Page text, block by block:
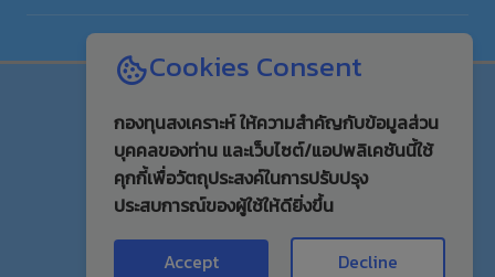
Cookies Consent
กองทุนสงเคราะห์ ให้ความสำคัญกับข้อมูลส่วน
บุคคลของท่าน และเว็บไซต์/แอปพลิเคชันนี้ใช้
คุกกี้เพื่อวัตถุประสงค์ในการปรับปรุง
ประสบการณ์ของผู้ใช้ให้ดียิ่งขึ้น
Accept Decline
จำนวนผู้เข้าใช้วันนี้551คน
จำนวนผู้เข้าใช้เดือนนี้16,731คน
จำนวนผู้เข้าใช้สะสม 27,228คน